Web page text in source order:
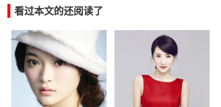
看过本文的还阅读了